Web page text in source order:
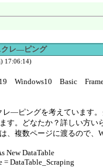
クレ―ピング
17:06:14)
Windows10 Basic
レ―ピングを考えています
す。どなたか？詳しい方
複数ページに渡るので、
New DataTable
= DataTable_Scraping